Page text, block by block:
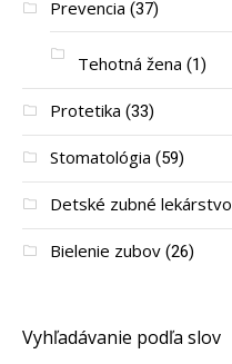
Prevencia (37)
Tehotná žena (1)
Protetika (33)
Stomatológia (59)
Detské zubné lekárstvo
Bielenie zubov (26)
Vyhľadávanie podľa slov